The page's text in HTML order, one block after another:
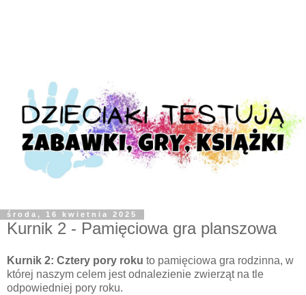
środa, 16 kwietnia 2025
Kurnik 2 - Pamięciowa gra planszowa
Kurnik 2: Cztery pory roku to pamięciowa gra rodzinna, w
której naszym celem jest odnalezienie zwierząt na tle
odpowiedniej pory roku.